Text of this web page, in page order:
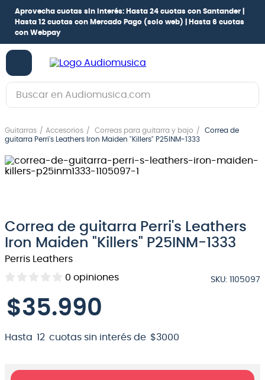
Aprovecha cuotas sin interés: Hasta 24 cuotas con Santander |
Hasta 12 cuotas con Mercado Pago (solo web) |
Hasta 6 cuotas
con Webpay
Buscar en Audiomusica.com
Guitarras Accesorios Correas para guitarra y bajo
Correa de
guitarra Perri's Leathers Iron Maiden "Killers" P25INM-1333
Correa de guitarra Perri's Leathers
Iron Maiden "Killers" P25INM-1333
Perris Leathers
0 opiniones SKU: 1105097
$35.990
Hasta 12 cuotas sin interés de $3000
1.
guitarra electrica
2.
bajo
guitarra electroacústica
5.
amplificador
6.
guitarra
7 .
teclado
9 .
micrófono